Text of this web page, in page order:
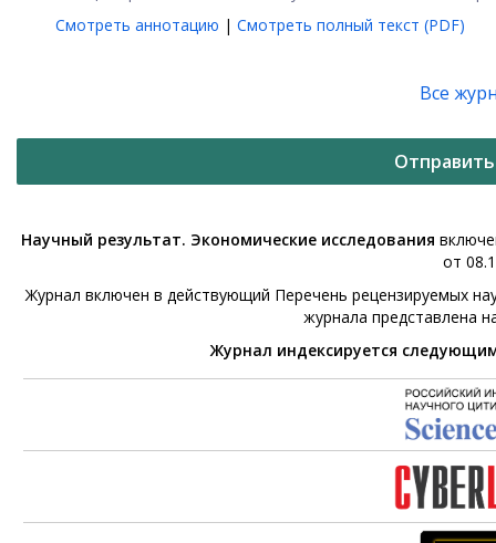
Смотреть аннотацию | Смотреть полный текст (PDF)
Все
Научный результат. Экономические исследования
от
Журнал включен в действующий Перечень рецензируемых
журнала представлена
Журнал индексируется